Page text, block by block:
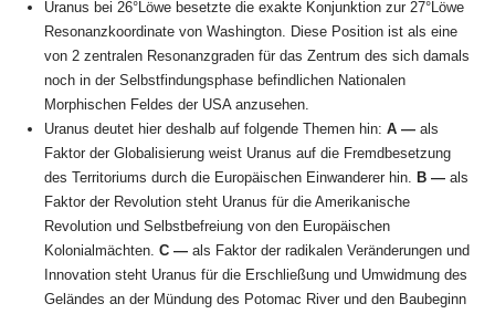
Uranus bei 26°Löwe besetzte die exakte Konjunktion zur 27°Löwe
Resonanzkoordinate von Washington. Diese Position ist als eine
von 2 zentralen Resonanzgraden für das Zentrum des sich damals
noch in der Selbstfindungsphase befindlichen Nationalen
Morphischen Feldes der USA anzusehen.
Uranus deutet hier deshalb auf folgende Themen hin: A — als
Faktor der Globalisierung weist Uranus auf die Fremdbesetzung
des Territoriums durch die Europäischen Einwanderer hin. B — als
Faktor der Revolution steht Uranus für die Amerikanische
Revolution und Selbstbefreiung von den Europäischen
Kolonialmächten. C — als Faktor der radikalen Veränderungen und
Innovation steht Uranus für die Erschließung und Umwidmung des
Geländes an der Mündung des Potomac River und den Baubeginn